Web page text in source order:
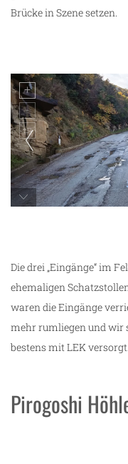
Brücke in Szene setzen.
Die drei „Eingänge“ im
ehemaligen
waren die Eingänge
mehr rumliegen und wir
bestens mit LEK versorgt.
Pirogoshi